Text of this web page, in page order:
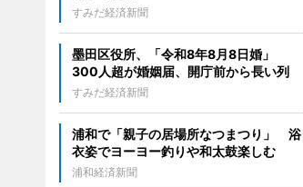
すみだ経済新聞
墨田区役所、「令和8年8月8日婚」
300人超が婚姻届、開庁前から長い列
すみだ経済新聞
浦和で「親子の居場所なつまつり」 浴
衣姿でヨーヨー釣りや和太鼓楽しむ
浦和経済新聞